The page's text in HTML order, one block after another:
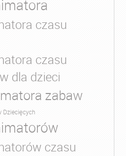
czasu
czasu
dla dzieci
zabaw
Dziecięcych
czasu